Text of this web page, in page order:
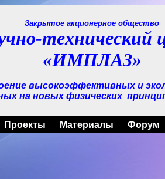
Закрытое акционерное общество
технический
«ИМПЛАЗ»
высокоэффективных и
на новых физических
Проекты Материалы Форум